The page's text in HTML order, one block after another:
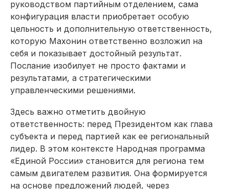
руководством партийным отделением, сама
конфигурация власти приобретает особую
цельность и дополнительную ответственность,
которую Махонин ответственно возложил на
себя и показывает достойный результат.
Послание изобилует не просто фактами и
результатами, а стратегическими
управленческими решениями.
Здесь важно отметить двойную
ответственность: перед Президентом как глава
субъекта и перед партией как ее региональный
лидер. В этом контексте Народная программа
«Единой России» становится для региона тем
самым двигателем развития. Она формируется
на основе предложений людей, через